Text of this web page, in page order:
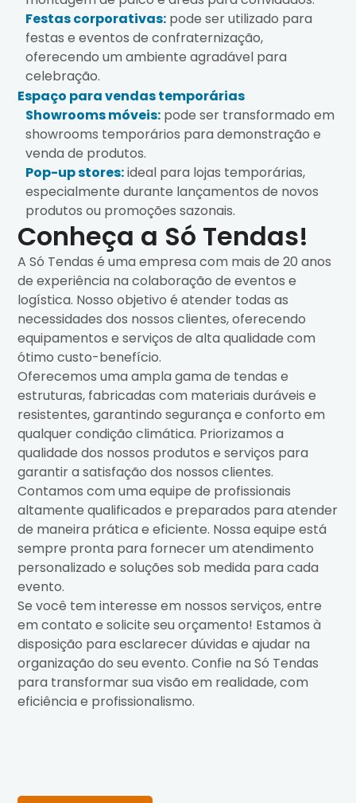
Festas corporativas: pode ser utilizado para
festas e eventos de confraternização,
oferecendo um ambiente agradável para
celebração.
Espaço para vendas temporárias
Showrooms móveis: pode ser transformado em
showrooms temporários para demonstração e
venda de produtos.
Pop-up stores:ideal para lojas temporárias,
especialmente durante lançamentos de novos
produtos ou promoções sazonais.
Conheça a Só Tendas!
A Só Tendas é uma empresa com mais de 20 anos
de experiência na colaboração de eventos e
logística. Nosso objetivo é atender todas as
necessidades dos nossos clientes, oferecendo
equipamentos e serviços de alta qualidade com
ótimo custo-benefício.
Oferecemos uma ampla gama de tendas e
estruturas, fabricadas com materiais duráveis e
resistentes, garantindo segurança e conforto em
qualquer condição climática. Priorizamos a
qualidade dos nossos produtos e serviços para
garantir a satisfação dos nossos clientes.
Contamos com uma equipe de profissionais
altamente qualificados e preparados para atender
de maneira prática e eficiente. Nossa equipe está
sempre pronta para fornecer um atendimento
personalizado e soluções sob medida para cada
evento.
Se você tem interesse em nossos serviços, entre
em contato e solicite seu orçamento! Estamos à
disposição para esclarecer dúvidas e ajudar na
organização do seu evento. Confie na Só Tendas
para transformar sua visão em realidade, com
eficiência e profissionalismo.